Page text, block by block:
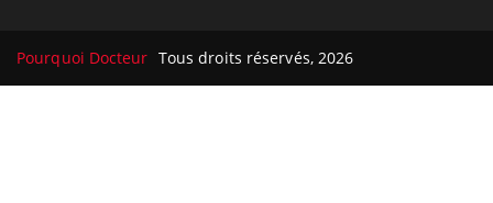
Pourquoi Docteur Tous droits réservés, 2026